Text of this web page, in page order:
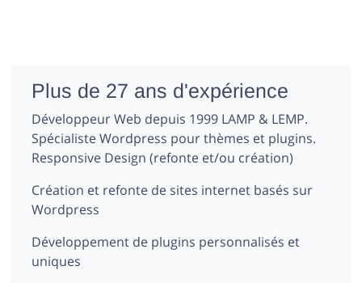
Plus de 27 ans d'expérience
Développeur Web depuis 1999 LAMP & LEMP.
Spécialiste Wordpress pour thèmes et plugins.
Responsive Design (refonte et/ou création)
Création et refonte de sites internet basés sur
Wordpress
Développement de plugins personnalisés et
uniques